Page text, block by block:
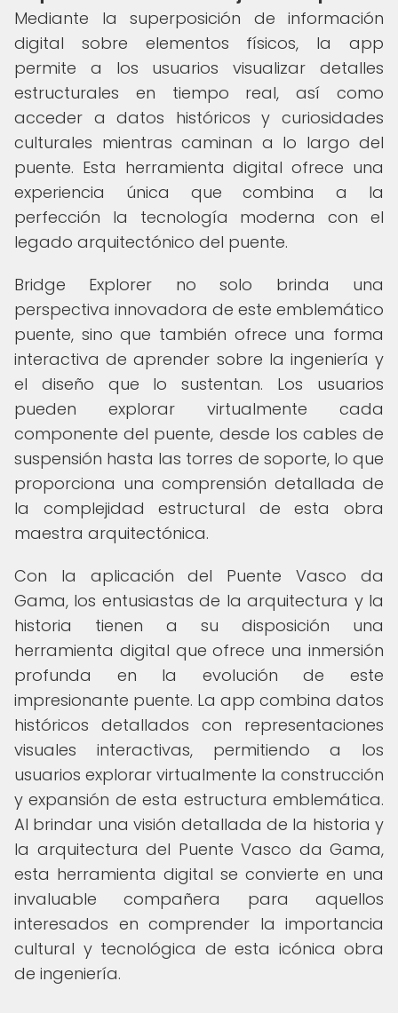
Mediante la superposición de información
digital sobre elementos físicos, la app
permite a los usuarios visualizar detalles
estructurales en tiempo real, así como
acceder a datos históricos y curiosidades
culturales mientras caminan a lo largo del
puente. Esta herramienta digital ofrece una
experiencia única que combina a la
perfección la tecnología moderna con el
legado arquitectónico del puente.
Bridge Explorer no solo brinda una
perspectiva innovadora de este emblemático
puente, sino que también ofrece una forma
interactiva de aprender sobre la ingeniería y
el diseño que lo sustentan. Los usuarios
pueden explorar virtualmente cada
componente del puente, desde los cables de
suspensión hasta las torres de soporte, lo que
proporciona una comprensión detallada de
la complejidad estructural de esta obra
maestra arquitectónica.
Con la aplicación del Puente Vasco da
Gama, los entusiastas de la arquitectura y la
historia tienen a su disposición una
herramienta digital que ofrece una inmersión
profunda en la evolución de este
impresionante puente. La app combina datos
históricos detallados con representaciones
visuales interactivas, permitiendo a los
usuarios explorar virtualmente la construcción
y expansión de esta estructura emblemática.
Al brindar una visión detallada de la historia y
la arquitectura del Puente Vasco da Gama,
esta herramienta digital se convierte en una
invaluable compañera para aquellos
interesados en comprender la importancia
cultural y tecnológica de esta icónica obra
de ingeniería.